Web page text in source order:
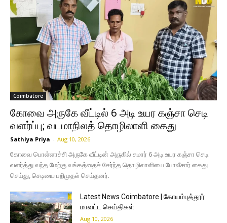
Coimbatore
கோவை அருகே வீட்டில் 6 அடி உயர கஞ்சா செடி
வளர்ப்பு; வடமாநிலத் தொழிலாளி கைது
Sathiya Priya - Aug 10, 2026
கோவை பொள்ளாச்சி அருகே வீட்டின் அருகில் சுமார் 6 அடி உயர கஞ்சா செடி
வளர்த்து வந்த மேற்கு வங்கத்தைச் சேர்ந்த தொழிலாளியை போலீசார் கைது
செய்து, செடியை பறிமுதல் செய்தனர்.
Latest News Coimbatore | கோயம்புத்தூர்
மாவட்ட செய்திகள்
Aug 10, 2026